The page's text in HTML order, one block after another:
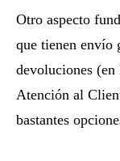
Otro aspecto
que tienen envío
devoluciones (en
Atención al
bastantes